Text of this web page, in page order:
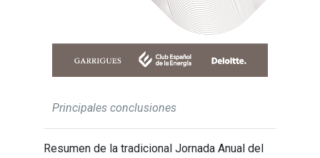
Principales conclusiones
Resumen de la tradicional Jornada Anual del